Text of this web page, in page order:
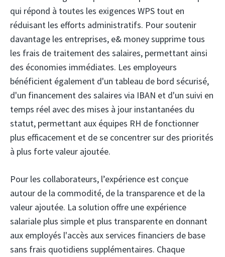
qui répond à toutes les exigences WPS tout en
réduisant les efforts administratifs. Pour soutenir
davantage les entreprises, e& money supprime tous
les frais de traitement des salaires, permettant ainsi
des économies immédiates. Les employeurs
bénéficient également d'un tableau de bord sécurisé,
d'un financement des salaires via IBAN et d'un suivi en
temps réel avec des mises à jour instantanées du
statut, permettant aux équipes RH de fonctionner
plus efficacement et de se concentrer sur des priorités
à plus forte valeur ajoutée.
Pour les collaborateurs, l’expérience est conçue
autour de la commodité, de la transparence et de la
valeur ajoutée. La solution offre une expérience
salariale plus simple et plus transparente en donnant
aux employés l'accès aux services financiers de base
sans frais quotidiens supplémentaires. Chaque